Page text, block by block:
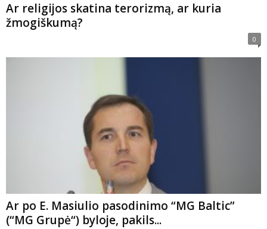
Ar religijos skatina terorizmą, ar kuria
žmogiškumą?
0
Ar po E. Masiulio pasodinimo “MG Baltic”
(“MG Grupė“) byloje, pakils...